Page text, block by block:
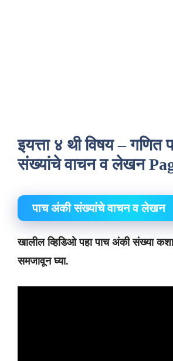
इयत्ता ४ थी विषय – गणित
संख्यांचे वाचन व लेखन
पाच अंकी संख्यांचे वाचन व लेखन
खालील व्हिडिओ पहा पाच अंकी संख्या कशा
समजावून घ्या.